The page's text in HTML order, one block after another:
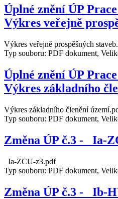
Úplné znění ÚP
Výkres veřejně
Výkres veřejně prospěšných
Typ souboru: PDF dokument,
Úplné znění ÚP
Výkres základního
Výkres základního členění
Typ souboru: PDF dokument,
Změna ÚP č.3 - _Ia-
_Ia-ZCU-z3.pdf
Typ souboru: PDF dokument,
Změna ÚP č.3 - _Ib-